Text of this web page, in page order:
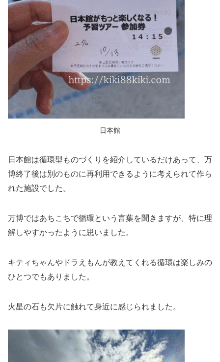
日本館
日本館は循環型ものづくりを紹介しているだけあって、万
博終了後は別のものに再利用できるように考えられて作ら
れた施設でした。
万博ではあちこちで循環という言葉を聞きますが、特に理
解しやすかったように思いました。
キティちゃんやドラえもんが教えてくれる循環は楽しみの
ひとつでもありました。
火星の石も欠片に触れて身近に感じられました。